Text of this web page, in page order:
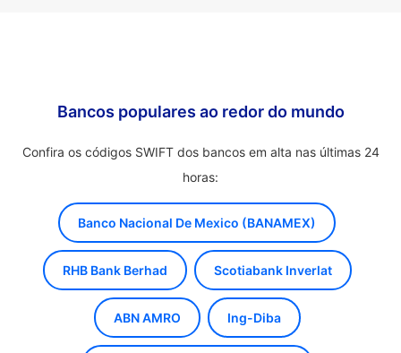
Bancos populares ao redor do mundo
Confira os códigos SWIFT dos bancos em alta nas últimas 24
horas:
Banco Nacional De Mexico (BANAMEX)
RHB Bank Berhad Scotiabank Inverlat
ABN AMRO Ing-Diba